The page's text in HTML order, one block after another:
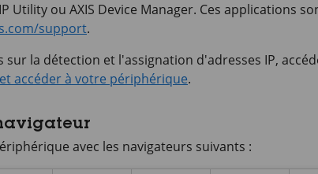
Utility ou AXIS Device Manager. Ces applications
support.
la détection et l'assignation d'adresses IP,
accéder à votre périphérique.
avec les navigateurs suivants :